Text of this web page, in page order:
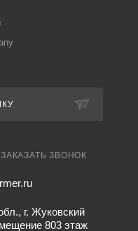
ЗАКАЗАТЬ ЗВОНОК
г. Жуковский
803 этаж